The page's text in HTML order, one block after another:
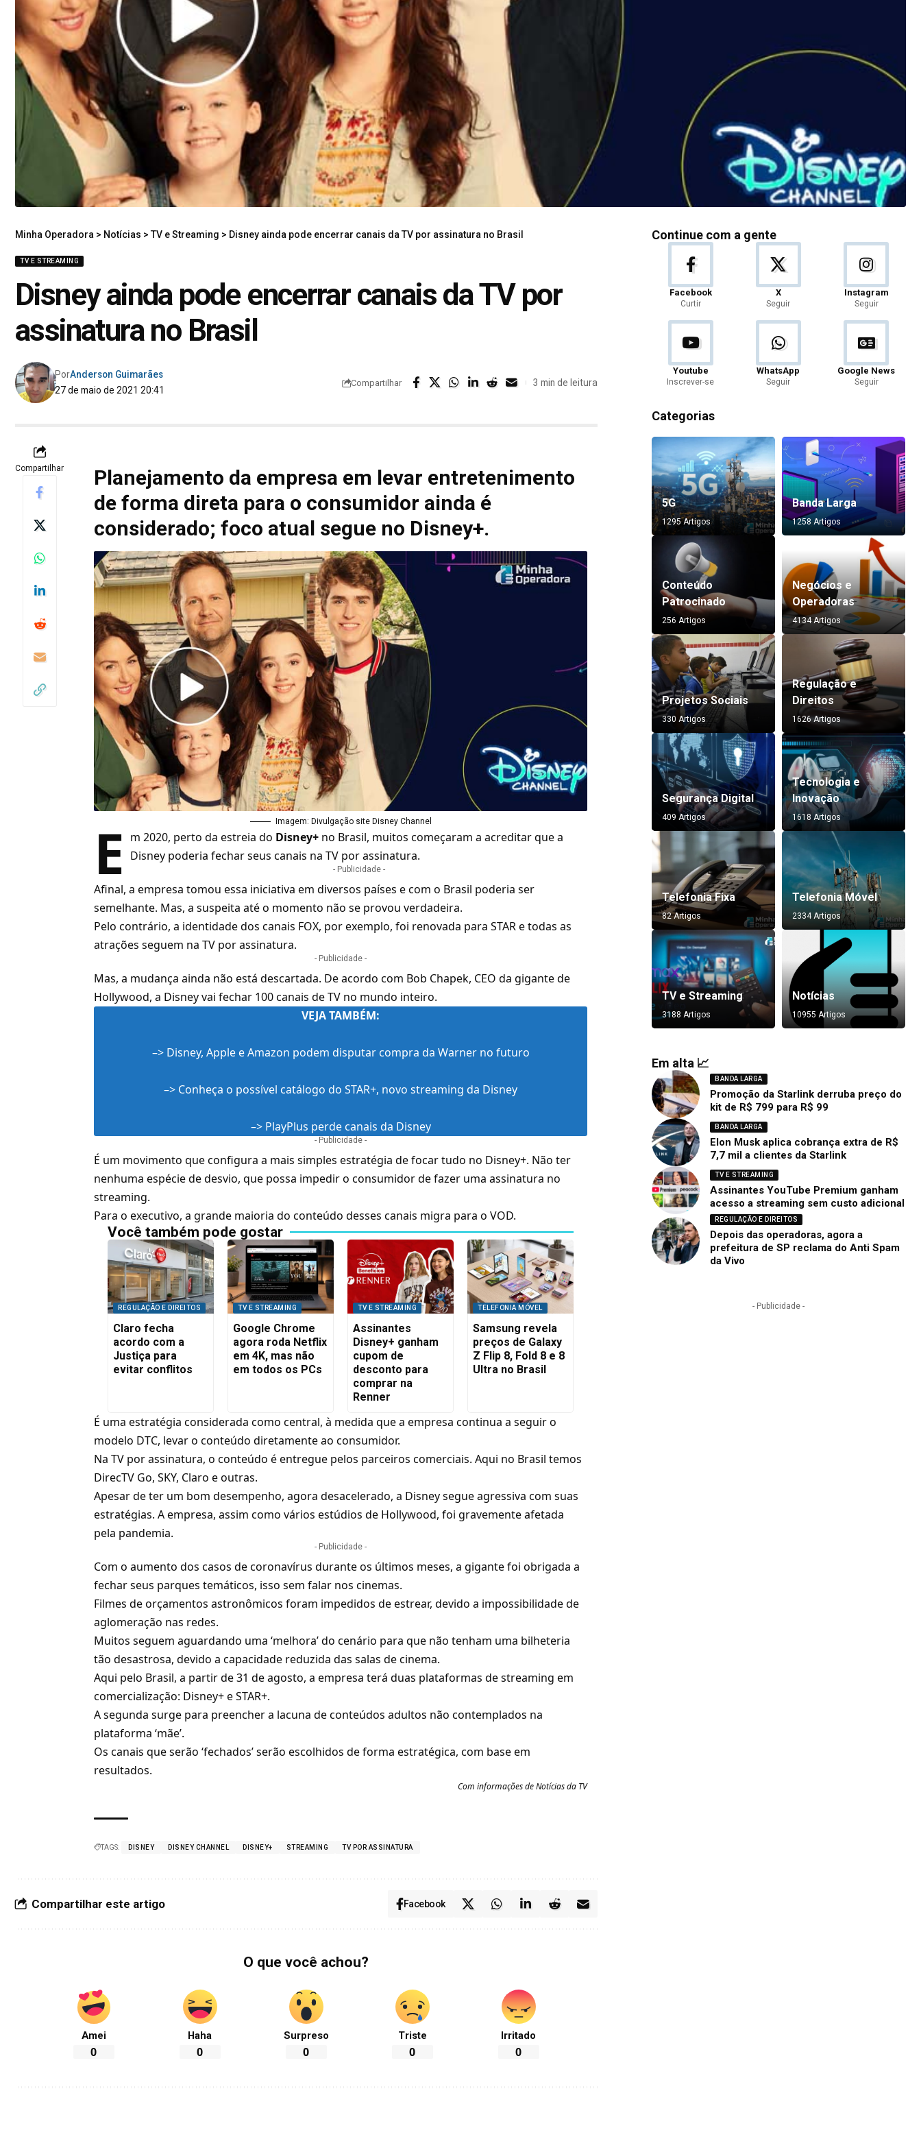
Minha Operadora > Notícias > TV e Streaming > Disney ainda pode encerrar canais da TV por assinatura no Brasil
TV E STREAMING
Disney ainda pode encerrar canais da TV por
assinatura no Brasil
27 de maio de 2021 20:41
PorAnderson Guimarães
Compartilhar 3 min de leitura
Compartilhar
Planejamento da empresa em levar entretenimento
de forma direta para o consumidor ainda é
considerado; foco atual segue no Disney+.
Imagem: Divulgação site Disney Channel
E m 2020, perto da estreia do Disney+ no Brasil, muitos começaram a acreditar que a
Disney poderia fechar seus canais na TV por assinatura.
- Publicidade -
Afinal, a empresa tomou essa iniciativa em diversos países e com o Brasil poderia ser
semelhante. Mas, a suspeita até o momento não se provou verdadeira.
Pelo contrário, a identidade dos canais FOX, por exemplo, foi renovada paraSTARe todas as
atrações seguem na TV por assinatura.
- Publicidade -
Mas, a mudança ainda não está descartada. De acordo com Bob Chapek, CEO da gigante de
Hollywood, a Disneyvai fechar 100 canais de TV no mundo inteiro.
VEJA TAMBÉM:
–> Disney, Apple e Amazon podem disputar compra da Warner no futuro
–> Conheça o possível catálogo do STAR+, novo streaming da Disney
–> PlayPlus perde canais da Disney
- Publicidade -
É um movimento que configura a mais simples estratégia de focar tudo no Disney+. Não ter
nenhuma espécie de desvio, que possa impedir o consumidor de fazer uma assinatura no
streaming.
Para o executivo, a grande maioria do conteúdo desses canais migra para o VOD.
Você também pode gostar
REGULAÇÃO E DIREITOS
Claro fecha
acordo com a
Justiça para
evitar conflitos
TV E STREAMING
Google Chrome
agora roda Netflix
em 4K, mas não
em todos os PCs
TV E STREAMING
Assinantes
Disney+ ganham
cupom de
desconto para
comprar na
Renner
TELEFONIA MÓVEL
Samsung revela
preços de Galaxy
Z Flip 8, Fold 8 e 8
Ultra no Brasil
É uma estratégia considerada como central, à medida que a empresa continua a seguir o
modelo DTC, levar o conteúdo diretamente ao consumidor.
Na TV por assinatura, o conteúdo é entregue pelos parceiros comerciais. Aqui no Brasil temos
DirecTV Go,SKY, Claro e outras.
Apesar de ter um bom desempenho, agora desacelerado, a Disney segue agressiva com suas
estratégias. A empresa, assim como vários estúdios de Hollywood, foi gravemente afetada
pela pandemia.
- Publicidade -
Com o aumento dos casos de coronavírus durante os últimos meses, a gigante foi obrigada a
fechar seus parques temáticos, isso sem falar nos cinemas.
Filmes de orçamentos astronômicos foram impedidos de estrear, devido a impossibilidade de
aglomeração nas redes.
Muitos seguem aguardando uma ‘melhora’ do cenário para que não tenham uma bilheteria
tão desastrosa, devido a capacidade reduzida das salas de cinema.
Aqui pelo Brasil, a partir de 31 de agosto, a empresa terá duas plataformas de streaming em
comercialização: Disney+ e STAR+.
A segunda surge para preencher a lacuna de conteúdos adultos não contemplados na
plataforma ‘mãe’.
Os canais que serão ‘fechados’ serão escolhidos de forma estratégica, com base em
resultados.
Com informações deNotícias da TV
TAGS: DISNEY DISNEY CHANNEL DISNEY+ STREAMING TV POR ASSINATURA
Compartilhar este artigo Facebook
O que você achou?
Amei
0
Haha
0
Surpreso
0
Triste
0
Irritado
0
Continue com a gente
Facebook
Curtir
X
Seguir
Instagram
Seguir
Youtube
Inscrever-se
WhatsApp
Seguir
Google News
Seguir
Categorias
5G
1295 Artigos
Banda Larga
1258 Artigos
Conteúdo
Patrocinado
256 Artigos
Negócios e
Operadoras
4134 Artigos
Projetos Sociais
330 Artigos
Regulação e
Direitos
1626 Artigos
Segurança Digital
409 Artigos
Tecnologia e
Inovação
1618 Artigos
Telefonia Fixa
82 Artigos
Telefonia Móvel
2334 Artigos
TV e Streaming
3188 Artigos
Notícias
10955 Artigos
Em alta 📈
BANDA LARGA
Promoção da Starlink derruba preço do
kit de R$ 799 para R$ 99
BANDA LARGA
Elon Musk aplica cobrança extra de R$
7,7 mil a clientes da Starlink
TV E STREAMING
Assinantes YouTube Premium ganham
acesso a streaming sem custo adicional
REGULAÇÃO E DIREITOS
Depois das operadoras, agora a
prefeitura de SP reclama do Anti Spam
da Vivo
- Publicidade -